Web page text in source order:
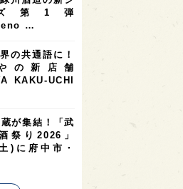
長崎県
カナダ 1
区 1
1
第1弾
…
の共通語に！
の新店舗
KAKU-UCHI
が集結！「武
祭り2026」
)に府中市・